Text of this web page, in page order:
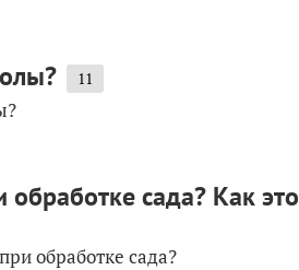
11
сада? Как это
обработке сада?